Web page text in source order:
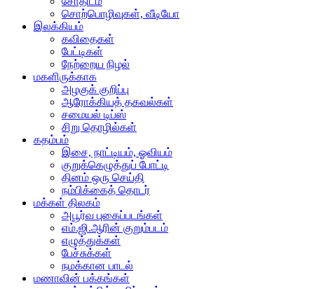
சொற்பொழிவுகள், வீடியோ
இலக்கியம்
கவிதைகள்
பேட்டிகள்
நேற்றைய நிழல்
மகளிருக்காக
அழகுக் குறிப்பு
ஆரோக்கியத் தகவல்கள்
சமையல் டிப்ஸ்
சிறு தொழில்கள்
கதம்பம்
இசை, நாட்டியம், ஓவியம்
குறுக்கெழுத்துப் போட்டி
தினம் ஒரு செய்தி
நம்பிக்கைத் தொடர்
மக்கள் திலகம்
அபூர்வ புகைப்படங்கள்
எம்.ஜி.ஆரின் குறும்படம்
எழுத்துக்கள்
பேச்சுக்கள்
நமக்கான பாடல்
மணாவின் பக்கங்கள்